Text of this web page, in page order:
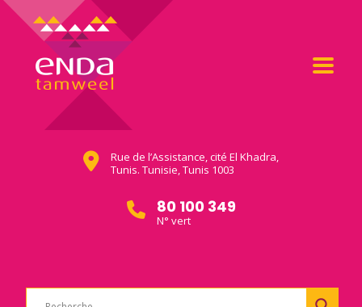
Rue de l’Assistance, cité El Khadra,
Tunis. Tunisie, Tunis 1003
80 100 349
N° vert